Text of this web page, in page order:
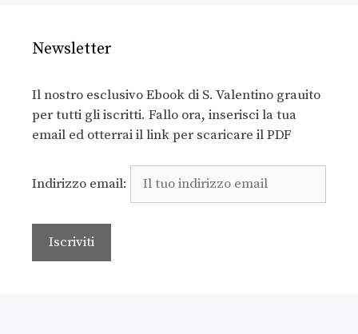
Newsletter
Il nostro esclusivo Ebook di S. Valentino grauito
per tutti gli iscritti. Fallo ora, inserisci la tua
email ed otterrai il link per scaricare il PDF
Indirizzo email: